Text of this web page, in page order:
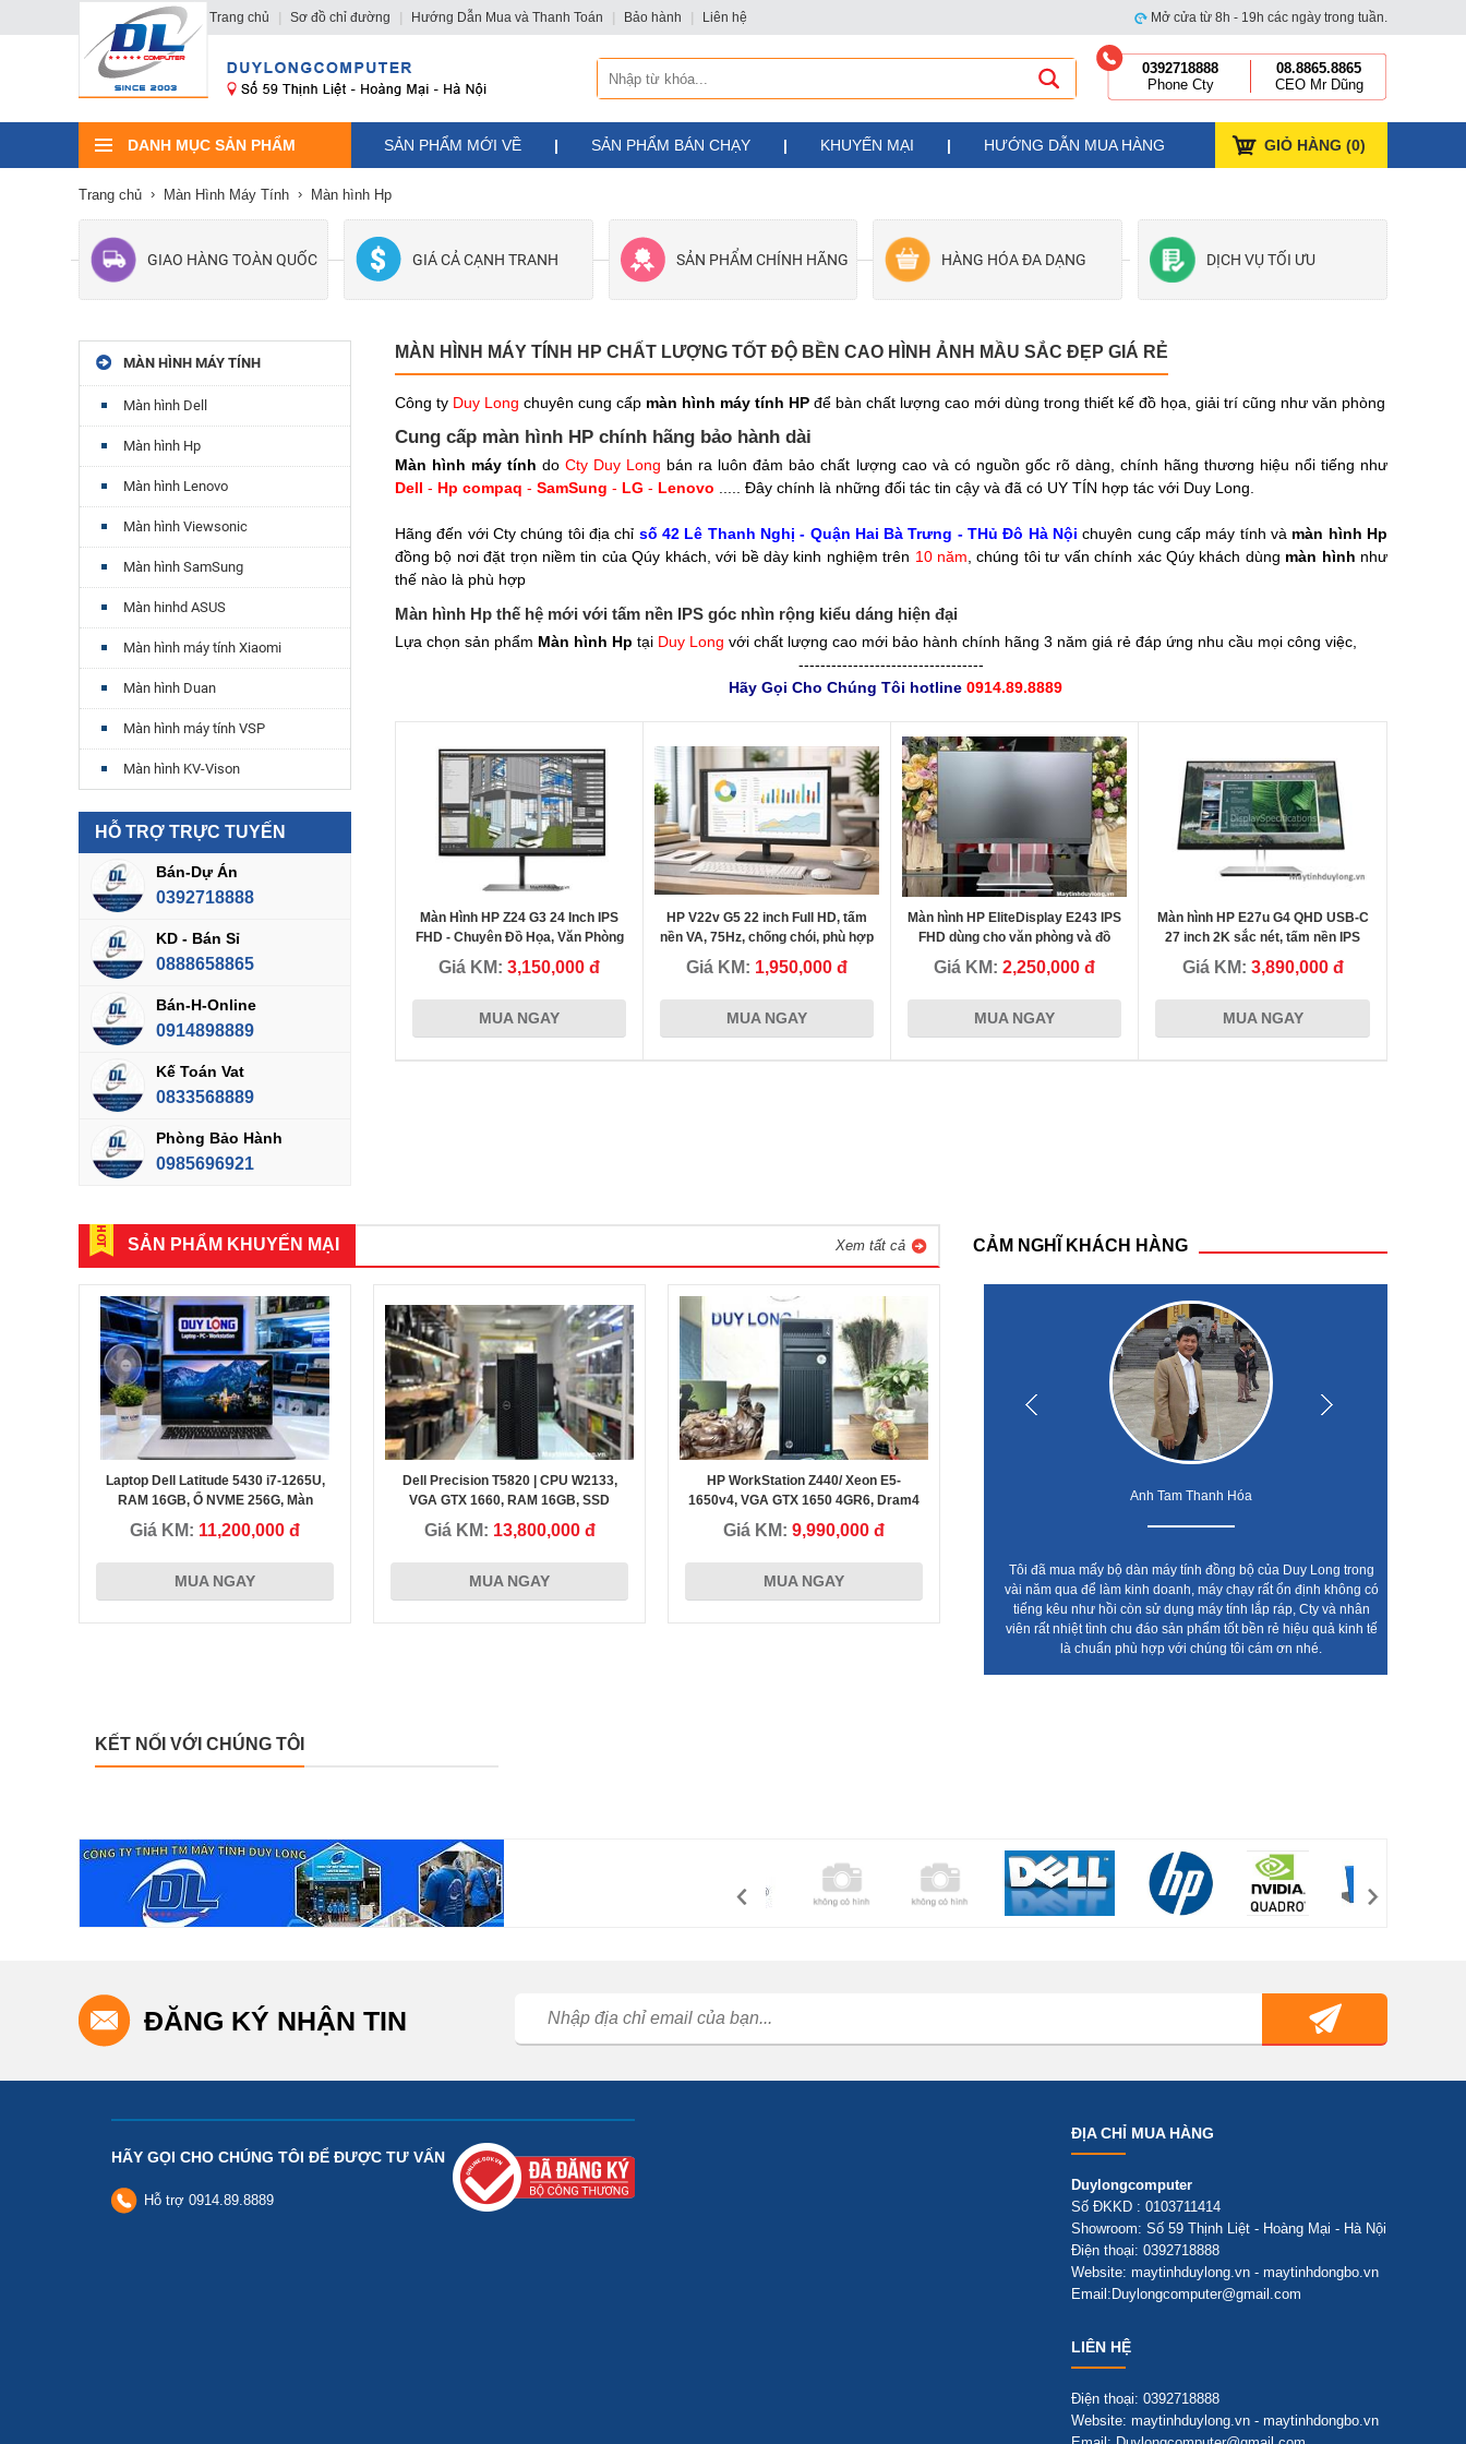
Trang chủ Sơ đồ chỉ đường Hướng Dẫn Mua và Thanh Toán Bảo hành Liên hệ Mở cửa từ 8h - 19h các ngày trong tuần.
0392718888
Phone Cty
08.8865.8865
CEO Mr Dũng
DANH MỤC SẢN PHẨM SẢN PHẨM MỚI VỀ | SẢN PHẨM BÁN CHẠY | KHUYẾN MẠI | HƯỚNG DẪN MUA HÀNG GIỎ HÀNG (0)
Trang chủ Màn Hình Máy Tính Màn hình Hp
GIAO HÀNG TOÀN QUỐC GIÁ CẢ CẠNH TRANH SẢN PHẨM CHÍNH HÃNG HÀNG HÓA ĐA DẠNG DỊCH VỤ TỐI ƯU
MÀN HÌNH MÁY TÍNH
Màn hình Dell
Màn hình Hp
Màn hình Lenovo
Màn hình Viewsonic
Màn hình SamSung
Màn hinhd ASUS
Màn hình máy tính Xiaomi
Màn hình Duan
Màn hình máy tính VSP
Màn hình KV-Vison
HỖ TRỢ TRỰC TUYẾN
Bán-Dự Án
0392718888
KD - Bán Sỉ
0888658865
Bán-H-Online
0914898889
Kế Toán Vat
0833568889
Phòng Bảo Hành
0985696921
MÀN HÌNH MÁY TÍNH HP CHẤT LƯỢNG TỐT ĐỘ BỀN CAO HÌNH ẢNH MẦU SẮC ĐẸP GIÁ RẺ
Công ty Duy Long chuyên cung cấp màn hình máy tính HP để bàn chất lượng cao mới dùng trong thiết kế đồ họa, giải trí cũng như văn phòng
Cung cấp màn hình HP chính hãng bảo hành dài
Màn hình máy tính doCty Duy Long bán ra luôn đảm bảo chất lượng cao và có nguồn gốc rõ dàng, chính hãng thương hiệu nổi tiếng như
Dell - Hp compaq - SamSung - LG - Lenovo ..... Đây chính là những đối tác tin cậy và đã có UY TÍN hợp tác với Duy Long.
Hãng đến với Cty chúng tôi địa chỉ số 42 Lê Thanh Nghị - Quận Hai Bà Trưng - THủ Đô Hà Nội chuyên cung cấp máy tính và màn hình Hp
đồng bộ nơi đặt trọn niềm tin của Qúy khách, với bề dày kinh nghiệm trên 10 năm , chúng tôi tư vấn chính xác Qúy khách dùng màn hình như
thế nào là phù hợp
Màn hình Hp thế hệ mới với tấm nền IPS góc nhìn rộng kiểu dáng hiện đại
Lựa chọn sản phẩm Màn hình Hp tại Duy Long với chất lượng cao mới bảo hành chính hãng 3 năm giá rẻ đáp ứng nhu cầu mọi công việc,
----------------------------------
Hãy Gọi Cho Chúng Tôi hotline 0914.89.8889
Màn Hình HP Z24 G3 24 Inch IPS
FHD - Chuyên Đồ Họa, Văn Phòng
Cao Cấp
Giá KM: 3,150,000 đ
MUA NGAY
HP V22v G5 22 inch Full HD, tấm
nền VA, 75Hz, chống chói, phù hợp
văn phòng
Giá KM: 1,950,000 đ
MUA NGAY
Màn hình HP EliteDisplay E243 IPS
FHD dùng cho văn phòng và đồ
họa, gaming game
Giá KM: 2,250,000 đ
MUA NGAY
Màn hình HP E27u G4 QHD USB-C
27 inch 2K sắc nét, tấm nền IPS
chuẩn màu, chân kim loại xoay
Giá KM: 3,890,000 đ
MUA NGAY
SẢN PHẨM KHUYẾN MẠI Xem tất cả
Laptop Dell Latitude 5430 i7-1265U,
RAM 16GB, Ổ NVME 256G, Màn
14inch FHD siêu đẹp
Giá KM: 11,200,000 đ
MUA NGAY
Dell Precision T5820 | CPU W2133,
VGA GTX 1660, RAM 16GB, SSD
NVMe 256G - Mạnh mẽ
Giá KM: 13,800,000 đ
MUA NGAY
HP WorkStation Z440/ Xeon E5-
1650v4, VGA GTX 1650 4GR6, Dram4
16G, ổ NVME 256G+HDD 1Tb
Giá KM: 9,990,000 đ
MUA NGAY
CẢM NGHĨ KHÁCH HÀNG
Thầy giáo Nguyễn Tuấn Hải
mua ở đây rất nhiều sản phẩm, đồng thời cũng giới thiệu cho
Chị Trân - Nha Trang Khánh Hòa
từ hành động nói thẳng vào vấn đề khi cung cấp máy tính iMac
Anh Tam Thanh Hóa
Tôi đã mua mấy bộ dàn máy tính đồng bộ của Duy Long trong
vài năm qua để làm kinh doanh, máy chạy rất ổn định không có
tiếng kêu như hồi còn sử dụng máy tính lắp ráp, Cty và nhân
viên rất nhiệt tình chu đáo sản phẩm tốt bền rẻ hiệu quả kinh tế
là chuẩn phù hợp với chúng tôi cám ơn nhé.
KẾT NỐI VỚI CHÚNG TÔI
ĐĂNG KÝ NHẬN TIN
HÃY GỌI CHO CHÚNG TÔI ĐỂ ĐƯỢC TƯ VẤN
Hỗ trợ 0914.89.8889
ĐỊA CHỈ MUA HÀNG
Duylongcomputer
Số ĐKKD : 0103711414
Showroom: Số 59 Thịnh Liệt - Hoàng Mại - Hà Nội
Điện thoại: 0392718888
Website: maytinhduylong.vn - maytinhdongbo.vn
Email:Duylongcomputer@gmail.com
LIÊN HỆ
Điện thoại: 0392718888
Website: maytinhduylong.vn - maytinhdongbo.vn